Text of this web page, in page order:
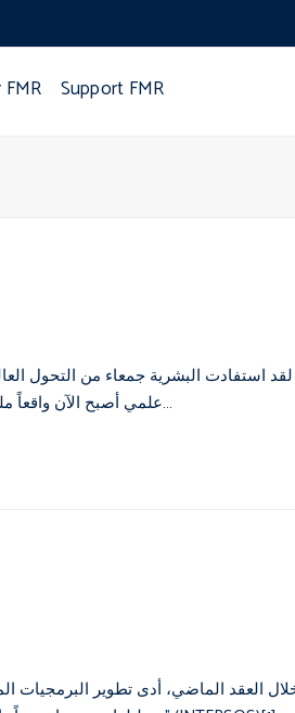
Support FMR
لقد استفادت البشرية جمعاء من التحول
علمي أصبح الآن واقعاً ملموساً ومألوفاً، بفضل المهندسين والشركات التي دفعهم حافز تحدي المشكلات والرغبة في حلها من…
العقد الماضي، أدى تطوير البرمجيات